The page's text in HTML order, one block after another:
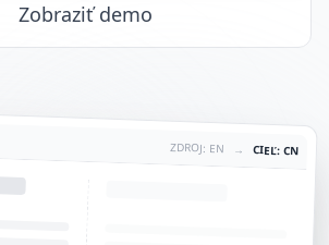
Zobraziť demo
ZDROJ: EN → CIEĽ: CN